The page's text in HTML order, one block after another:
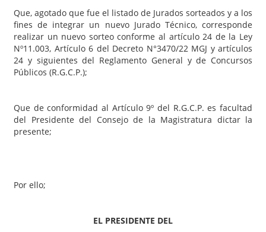
Que, agotado que fue el listado de Jurados sorteados y a los
fines de integrar un nuevo Jurado Técnico, corresponde
realizar un nuevo sorteo conforme al artículo 24 de la Ley
Nº11.003, Artículo 6 del Decreto N°3470/22 MGJ y artículos
24 y siguientes del Reglamento General y de Concursos
Públicos (R.G.C.P.);
Que de conformidad al Artículo 9º del R.G.C.P. es facultad
del Presidente del Consejo de la Magistratura dictar la
presente;
Por ello;
EL PRESIDENTE DEL